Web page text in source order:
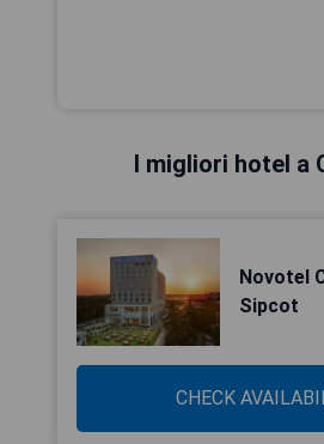
I migliori hotel a
Novotel
Sipcot
CHECK